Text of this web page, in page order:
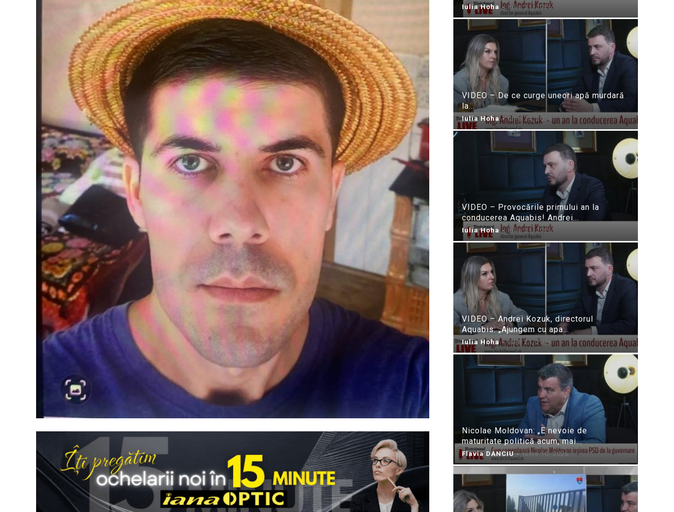
Iulia Hoha - iulie 31, 2026
VIDEO – De ce curge uneori apă murdară
la...
Iulia Hoha - iulie 24, 2026
VIDEO – Provocările primului an la
conducerea Aquabis! Andrei...
Iulia Hoha - iulie 21, 2026
VIDEO – Andrei Kozuk, directorul
Aquabis: „Ajungem cu apa...
Iulia Hoha - iulie 21, 2026
Nicolae Moldovan: „E nevoie de
maturitate politică acum, mai...
Flavia DANCIU - iunie 10, 2026